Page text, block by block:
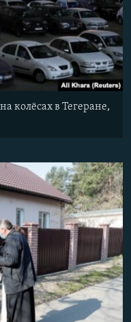
колёсах в Тегеране,